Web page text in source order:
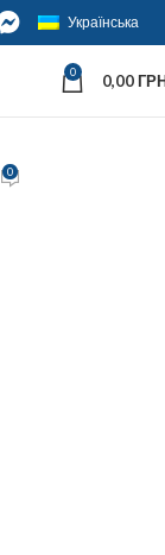
Українська
0 0,00
0